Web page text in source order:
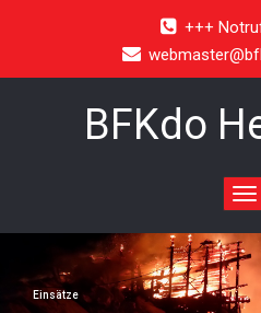
+++
BFKdo
Einsätze